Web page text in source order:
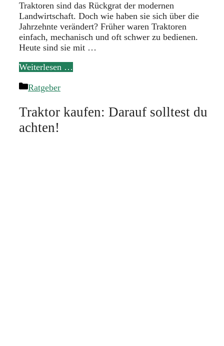
Traktoren sind das Rückgrat der modernen
Landwirtschaft. Doch wie haben sie sich über die
Jahrzehnte verändert? Früher waren Traktoren
einfach, mechanisch und oft schwer zu bedienen.
Heute sind sie mit …
Weiterlesen …
Kategorien
Ratgeber
Traktor kaufen: Darauf solltest du
achten!